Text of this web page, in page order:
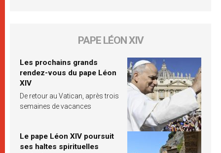
PAPE LÉON XIV
Les prochains grands
rendez-vous du pape Léon
XIV
De retour au Vatican, après trois
semaines de vacances
Le pape Léon XIV poursuit
ses haltes spirituelles